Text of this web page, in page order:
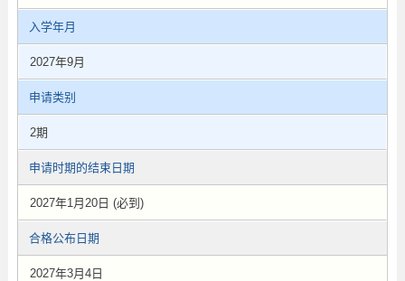
入学年月
2027年9月
申请类别
2期
申请时期的结束日期
2027年1月20日 (必到)
合格公布日期
2027年3月4日